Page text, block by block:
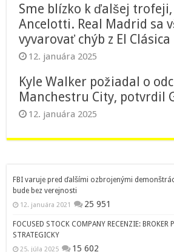
Sme blízko k ďalšej
Ancelotti. Real Madrid sa
vyvarovať chýb z El Clásica
12. januára 2025
Kyle Walker požiadal o
Manchestru City, potvrdil
12. januára 2025
FBI varuje pred ďalšími ozbrojenými
bude bez verejnosti
12. januára 2021 25 951
FOCUSED STOCK COMPANY RECENZIE: BROKER
STRATEGICKY
25. júla 2025 15 602